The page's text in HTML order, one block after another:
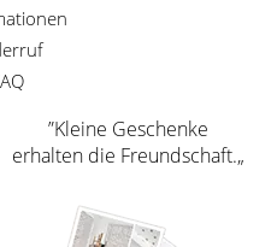
”Kleine Geschenke
erhalten die Freundschaft.„